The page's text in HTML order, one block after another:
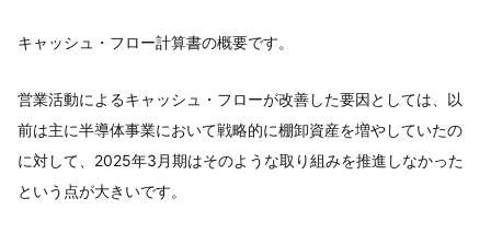
キャッシュ・フロー計算書の概要です。
営業活動によるキャッシュ・フローが改善した要因としては、以
前は主に半導体事業において戦略的に棚卸資産を増やしていたの
に対して、2025年3月期はそのような取り組みを推進しなかった
という点が大きいです。